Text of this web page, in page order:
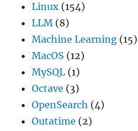
Linux (154)
LLM (8)
Machine Learning (15)
MacOS (12)
MySQL (1)
Octave (3)
OpenSearch (4)
Outatime (2)